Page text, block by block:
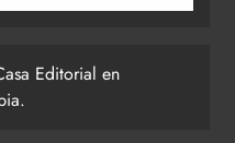
Editorial en